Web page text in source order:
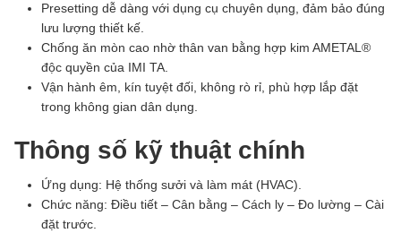
Presetting dễ dàng với dụng cụ chuyên dụng, đảm bảo đúng
lưu lượng thiết kế.
Chống ăn mòn cao nhờ thân van bằng hợp kim AMETAL®
độc quyền của IMI TA.
Vận hành êm, kín tuyệt đối, không rò rỉ, phù hợp lắp đặt
trong không gian dân dụng.
Thông số kỹ thuật chính
Ứng dụng: Hệ thống sưởi và làm mát (HVAC).
Chức năng: Điều tiết – Cân bằng – Cách ly – Đo lường – Cài
đặt trước.